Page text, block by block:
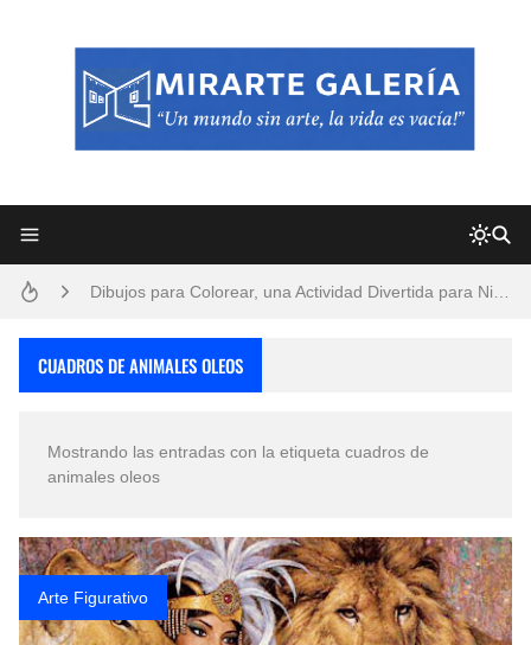
San Valentín Dibujos a Lápiz del 14 de Febrero
Fotos Artísticas de las Actrices de Hollywood Más Bellas del Mundo
Que significan los cuadros de negras africanas?
CUADROS DE ANIMALES OLEOS
Mostrando las entradas con la etiqueta cuadros de
animales oleos
Arte Figurativo